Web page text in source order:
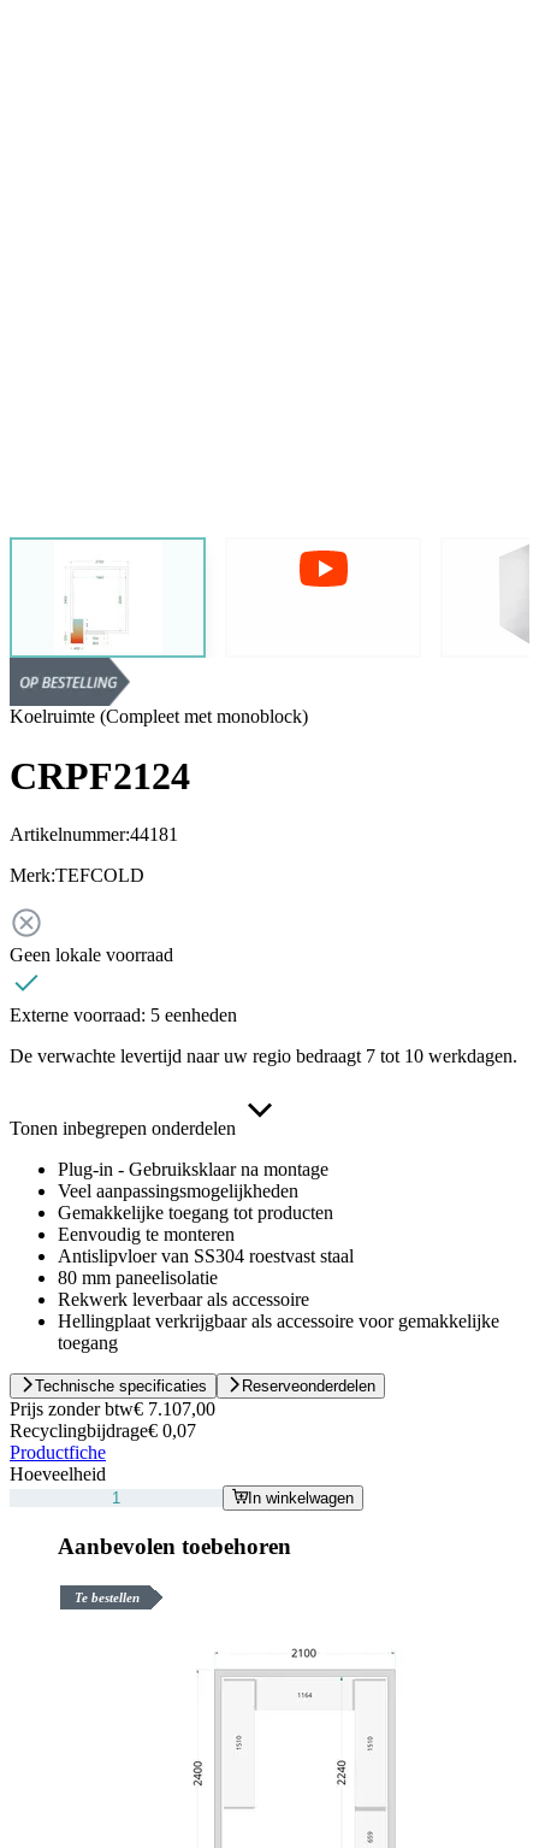
Koelruimte (Compleet met monoblock)
CRPF2124
Artikelnummer:44181
Merk:TEFCOLD
Geen lokale voorraad
Externe voorraad: 5 eenheden
De verwachte levertijd naar uw regio bedraagt 7 tot 10 werkdagen.
Tonen inbegrepen onderdelen
Plug-in - Gebruiksklaar na montage
Veel aanpassingsmogelijkheden
Gemakkelijke toegang tot producten
Eenvoudig te monteren
Antislipvloer van SS304 roestvast staal
80 mm paneelisolatie
Rekwerk leverbaar als accessoire
Hellingplaat verkrijgbaar als accessoire voor gemakkelijke
toegang
Technische specificaties Reserveonderdelen
Prijs zonder btw€ 7.107,00
Recyclingbijdrage€ 0,07
Productfiche
Hoeveelheid
In winkelwagen
Aanbevolen toebehoren
Te bestellen